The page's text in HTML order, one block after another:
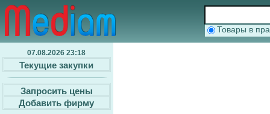
Товары в
07.08.2026 23:18
Текущие закупки
Запросить цены
Добавить фирму